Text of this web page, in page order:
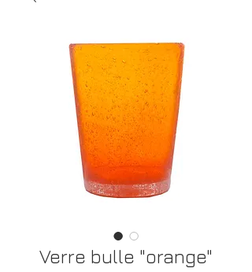
Verre bulle "orange"